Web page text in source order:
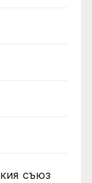
съюз